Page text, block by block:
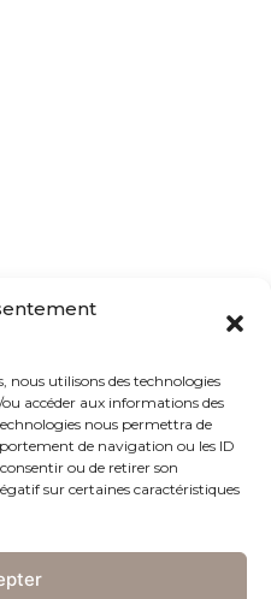
nous utilisons des technologies
accéder aux informations des
nous permettra de
de navigation ou les ID
ou de retirer son
sur certaines caractéristiques
Cookies policy (EU)